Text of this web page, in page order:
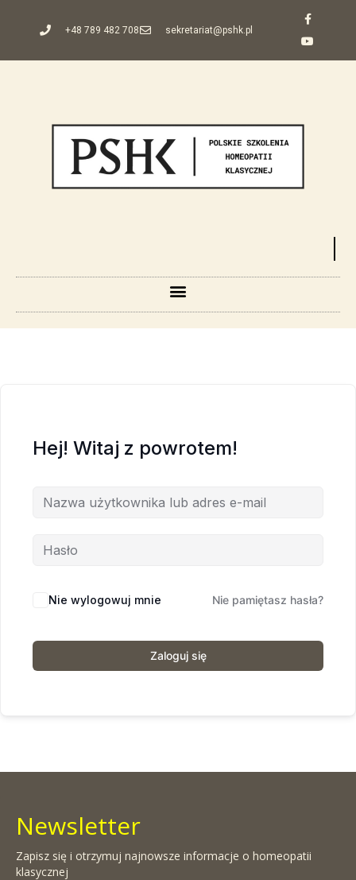
+48 789 482 708 sekretariat@pshk.pl
Hej! Witaj z powrotem!
Nie wylogowuj mnie Nie pamiętasz hasła?
Zaloguj się
Newsletter
Zapisz się i otrzymuj najnowsze informacje o homeopatii
klasycznej